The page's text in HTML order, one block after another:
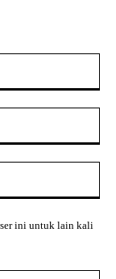
ini untuk lain kali